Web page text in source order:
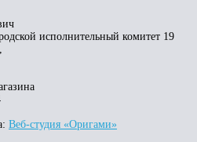
исполнительный комитет 19
Веб-студия «Оригами»